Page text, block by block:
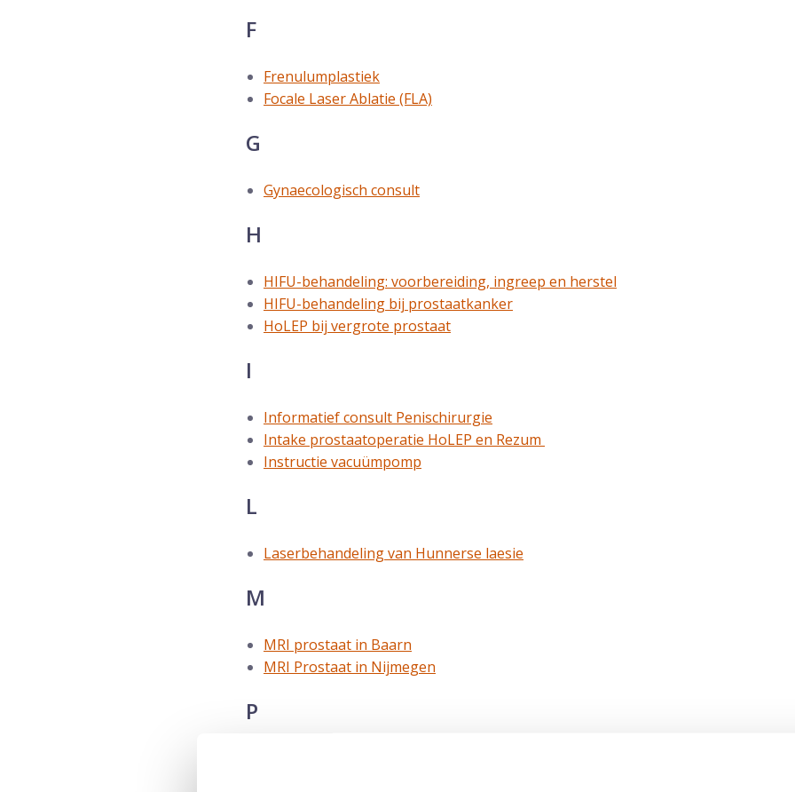
F
Frenulumplastiek
Focale Laser Ablatie (FLA)
G
Gynaecologisch consult
H
HIFU-behandeling: voorbereiding, ingreep en herstel
HIFU-behandeling bij prostaatkanker
HoLEP bij vergrote prostaat
I
Informatief consult Penischirurgie
Intake prostaatoperatie HoLEP en Rezum
Instructie vacuümpomp
L
Laserbehandeling van Hunnerse laesie
M
MRI prostaat in Baarn
MRI Prostaat in Nijmegen
P